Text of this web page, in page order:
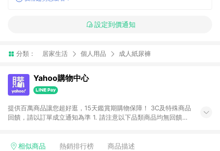
設定到價通知
分類： 居家生活 個人用品 成人紙尿褲
Yahoo購物中心
提供百萬商品讓您超好逛，15天鑑賞期購物保障！ 3C及特殊商品
回饋，請以訂單成立通知為準 1. 請注意以下品類商品均無回饋：
電玩/遊戲/相機/單眼/鏡頭/拍立得 [2024/6/1起適用] -內接硬
相似商品 熱銷排行榜 商品描述